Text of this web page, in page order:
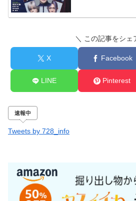
＼ この記事をシェ
X Facebook
LINE Pinterest
速報中
Tweets by 728_info